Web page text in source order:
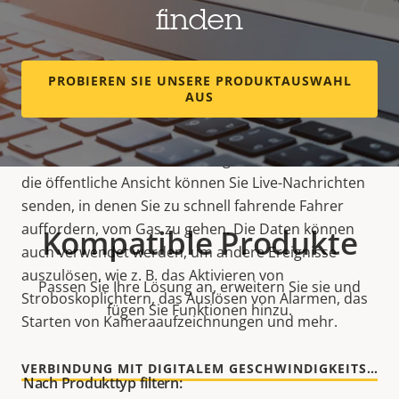
AXIS Speed Monitor eignet sich ideal zum Messen
der Fahrzeuggeschwindigkeit und zum Überwachen
von Straßen. Es sammelt und verarbeitet
Radardaten und präsentiert diese als visuelle
Overlays im Kamera-Feed. Das bedeutet, dass Sie die
Geschwindigkeit in Echtzeit anzeigen können. Durch
die Kombination dieser Lösung mit Monitoren für
die öffentliche Ansicht können Sie Live-Nachrichten
senden, in denen Sie zu schnell fahrende Fahrer
auffordern, vom Gas zu gehen. Die Daten können
auch verwendet werden, um andere Ereignisse
auszulösen, wie z. B. das Aktivieren von
Stroboskoplichtern, das Auslösen von Alarmen, das
Starten von Kameraaufzeichnungen und mehr.
VERBINDUNG MIT DIGITALEM GESCHWINDIGKEITSSCHILD
finden
PROBIEREN SIE UNSERE PRODUKTAUSWAHL
AUS
Kompatible Produkte
Passen Sie Ihre Lösung an, erweitern Sie sie und
fügen Sie Funktionen hinzu.
Nach Produkttyp filtern: